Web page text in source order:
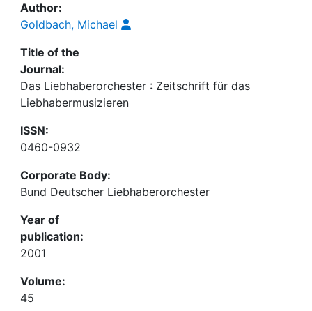
Author:
Goldbach, Michael
Title of the
Journal:
Das Liebhaberorchester : Zeitschrift für das
Liebhabermusizieren
ISSN:
0460-0932
Corporate Body:
Bund Deutscher Liebhaberorchester
Year of
publication:
2001
Volume:
45